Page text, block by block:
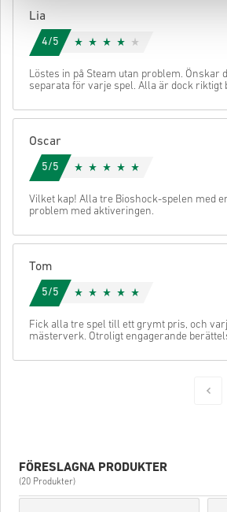
Lia
4/5
Löstes in på Steam utan problem. Önskar
separata för varje spel. Alla är dock riktigt
Oscar
5/5
Vilket kap! Alla tre Bioshock-spelen med
problem med aktiveringen.
Tom
5/5
Fick alla tre spel till ett grymt pris, och
mästerverk. Otroligt engagerande
FÖRESLAGNA PRODUKTER
(20 Produkter)